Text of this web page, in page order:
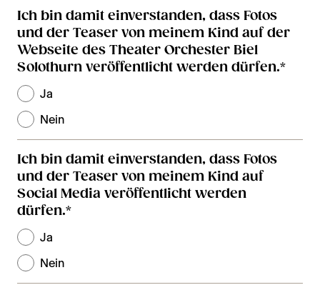
Ich bin damit einverstanden, dass Fotos
und der Teaser von meinem Kind auf der
Webseite des Theater Orchester Biel
Solothurn veröffentlicht werden dürfen.*
Ja
Nein
Ich bin damit einverstanden, dass Fotos
und der Teaser von meinem Kind auf
Social Media veröffentlicht werden
dürfen.*
Ja
Nein